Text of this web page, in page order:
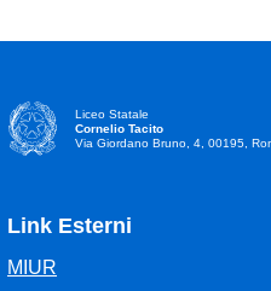
Liceo Statale
Cornelio Tacito
Via Giordano Bruno, 4, 00195,
Link Esterni
MIUR